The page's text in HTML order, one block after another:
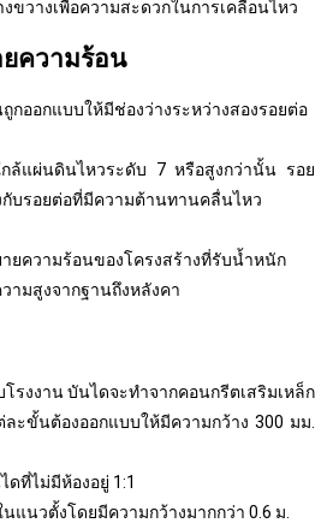
ขวางเพื่อความสะดวกในการเคลื่อนไหว
ความร้อน
กออกแบบให้มีช่องว่างระหว่างสองรอยต่อ
กล้แผ่นดินไหวระดับ 7 หรือสูงกว่านั้น รอย
บรอยต่อที่มีความต้านทานคลื่นไหว
ยความร้อนของโครงสร้างที่รับน้ำหนัก
ามสูงจากฐานถึงหลังคา
รงงาน บันไดจะทำจากคอนกรีตเสริมเหล็ก
ะขั้นต้องออกแบบให้มีความกว้าง 300 มม.
ที่ไม่มีห้องอยู่ 1:1
แนวตั้งโดยมีความกว้างมากกว่า 0.6 ม.